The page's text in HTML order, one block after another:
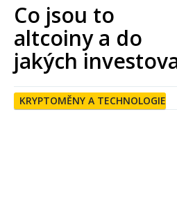
Co jsou to
altcoiny a do
jakých
KRYPTOMĚNY A TECHNOLOGIE